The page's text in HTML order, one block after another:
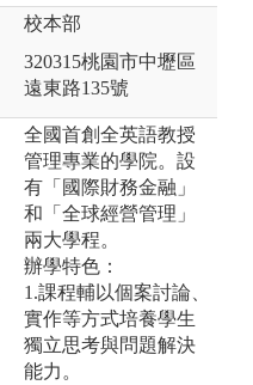
校本部
320315桃園市中壢區
遠東路135號
全國首創全英語教授
管理專業的學院。設
有「國際財務金融」
和「全球經營管理」
兩大學程。
辦學特色：
1.課程輔以個案討論、
實作等方式培養學生
獨立思考與問題解決
能力。